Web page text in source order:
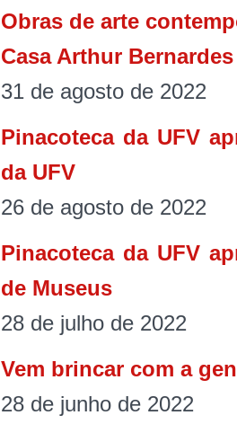
Obras de arte
Casa Arthur Bernardes
31 de agosto de 2022
Pinacoteca da UFV
da UFV
26 de agosto de 2022
Pinacoteca da UFV
de Museus
28 de julho de 2022
Vem brincar com a
28 de junho de 2022